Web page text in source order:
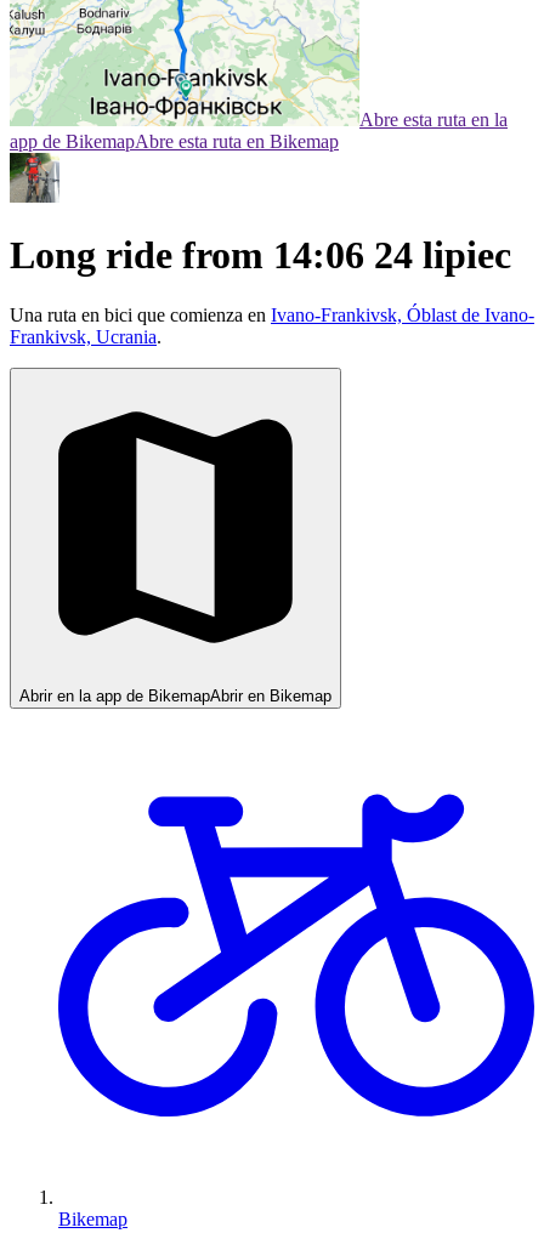
Abre esta ruta en la
app de BikemapAbre esta ruta en Bikemap
Long ride from 14:06 24 lipiec
Una ruta en bici que comienza en Ivano-Frankivsk, Óblast de Ivano-
Frankivsk, Ucrania.
Abrir en la app de BikemapAbrir en Bikemap
Bikemap